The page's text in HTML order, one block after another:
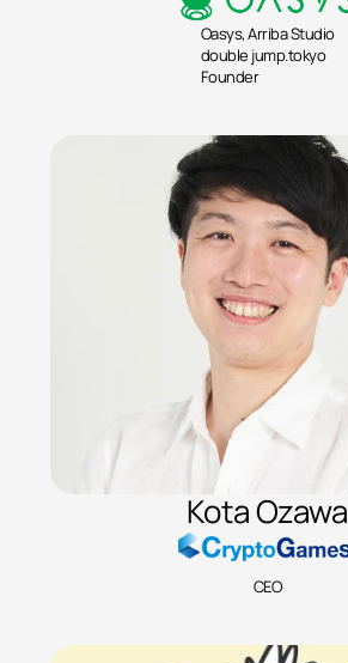
Oasys, Arriba Studio
double jump.tokyo
Founder
Kota Ozawa
CEO